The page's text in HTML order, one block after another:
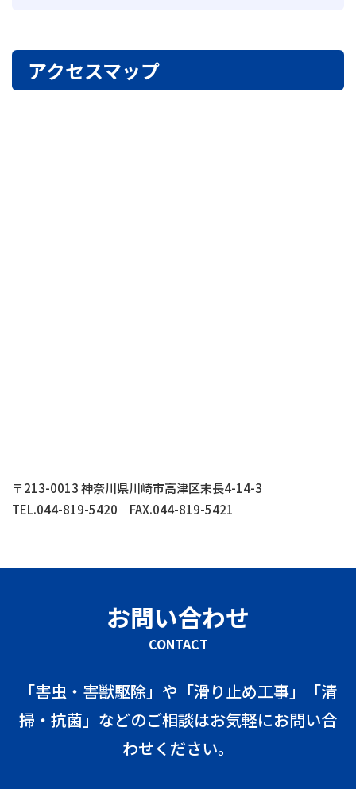
アクセスマップ
〒213-0013 神奈川県川崎市高津区末長4-14-3
TEL.044-819-5420 FAX.044-819-5421
お問い合わせ
CONTACT
「害虫・害獣駆除」や「滑り止め工事」「清
掃・抗菌」などのご相談はお気軽にお問い合
わせください。